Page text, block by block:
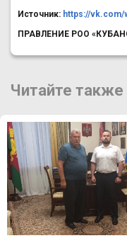
Источник: https://vk.com/
ПРАВЛЕНИЕ РОО
Читайте также